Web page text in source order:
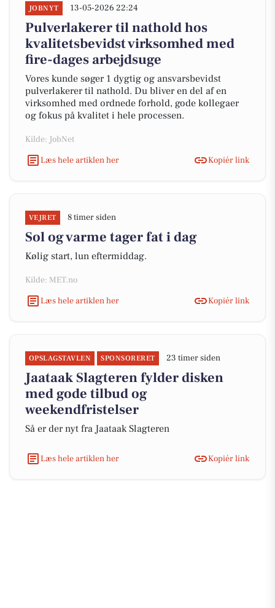
JOBNYT 13-05-2026 22:24
Pulverlakerer til nathold hos
kvalitetsbevidst virksomhed med
fire-dages arbejdsuge
Vores kunde søger 1 dygtig og ansvarsbevidst
pulverlakerer til nathold. Du bliver en del af en
virksomhed med ordnede forhold, gode kollegaer
og fokus på kvalitet i hele processen.
Kilde: JobNet
Læs hele artiklen her
Kopiér link
VEJRET 8 timer siden
Sol og varme tager fat i dag
Kølig start, lun eftermiddag.
Kilde: MET.no
Læs hele artiklen her
Kopiér link
OPSLAGSTAVLEN SPONSORERET 23 timer siden
Jaataak Slagteren fylder disken
med gode tilbud og
weekendfristelser
Så er der nyt fra Jaataak Slagteren
Læs hele artiklen her Kopiér link